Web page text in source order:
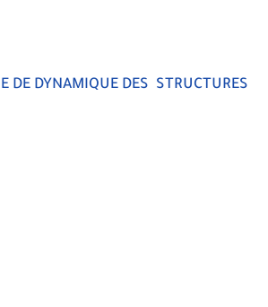
DE DYNAMIQUE DES STRUCTURES